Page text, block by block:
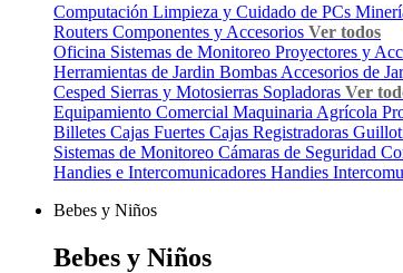
Computación Limpieza y Cuidado de PCs
Routers Componentes y Accesorios Ver todos
Oficina Sistemas de Monitoreo Proyectores y
Herramientas de Jardin Bombas Accesorios de
Cesped Sierras y Motosierras Sopladoras Ver
Equipamiento Comercial Maquinaria Agrícola
Billetes Cajas Fuertes Cajas Registradoras
Sistemas de Monitoreo Cámaras de Seguridad
Handies e Intercomunicadores Handies
Bebes y Niños
Bebes y Niños